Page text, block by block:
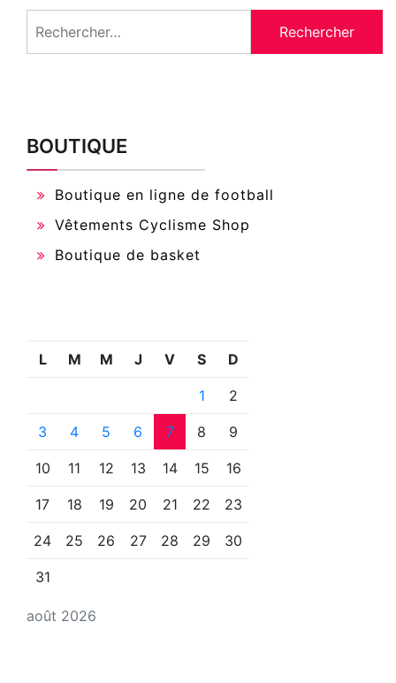
BOUTIQUE
Boutique en ligne de football
Vêtements Cyclisme Shop
Boutique de basket
août 2026
L M M J V S D
1 2
3 4 5 6 7 8 9
10 11 12 13 14 15 16
17 18 19 20 21 22 23
24 25 26 27 28 29 30
31